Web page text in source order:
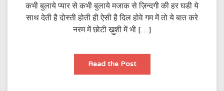
कभी बुलाये प्यार से कभी बुलाये मजाक से ज़िन्दगी की हर घडी ये
साथ देती है दोस्ती होती ही ऐसी है दिल होवे गम में तो ये बात करे
नरम में छोटी ख़ुशी में भी […]
Read the Postदोस्ती